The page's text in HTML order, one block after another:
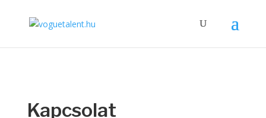
Kapcsolat